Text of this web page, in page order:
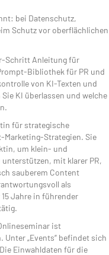
bei Datenschutz,
Schutz vor oberflächlichen
Schritt Anleitung für
Bibliothek für PR und
von KI-Texten und
KI überlassen und welche
für strategische
Strategien. Sie
um klein- und
mit klarer PR,
sauberem Content
als
Jahre in führender
ist
Unter „Events“ befindet sich
Einwahldaten für die